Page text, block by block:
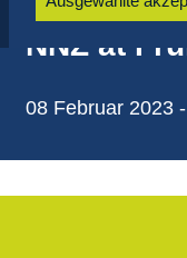
NNZ at
08 Februar 2023